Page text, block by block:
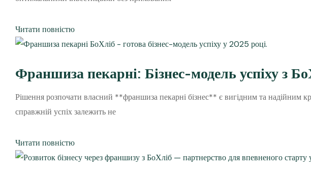
Читати повністю
Франшиза пекарні: Бізнес-модель успіху з
Рішення розпочати власний **франшиза пекарні бізнес** є вигідним та надійним
справжній успіх залежить не
Читати повністю